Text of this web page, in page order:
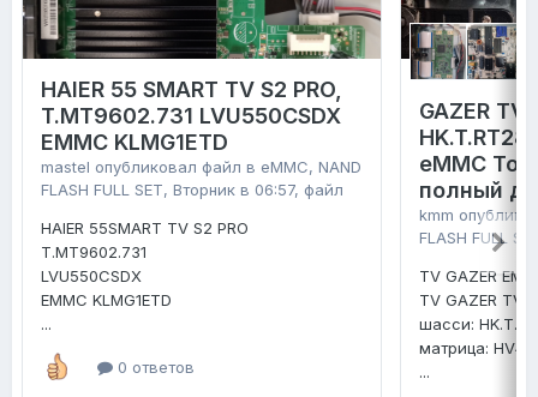
HAIER 55 SMART TV S2 PRO,
T.MT9602.731 LVU550CSDX
EMMC KLMG1ETD
mastel опубликовал файл в eMMC, NAND
FLASH FULL SET, Вторник в 06:57, файл
HAIER 55SMART TV S2 PRO
T.MT9602.731
LVU550CSDX
EMMC KLMG1ETD
...
0 ответов
GAZER
eMMC
полный
kmm
FLASH FULL
TV GAZER
TV GAZER
шасси:
матрица:
...